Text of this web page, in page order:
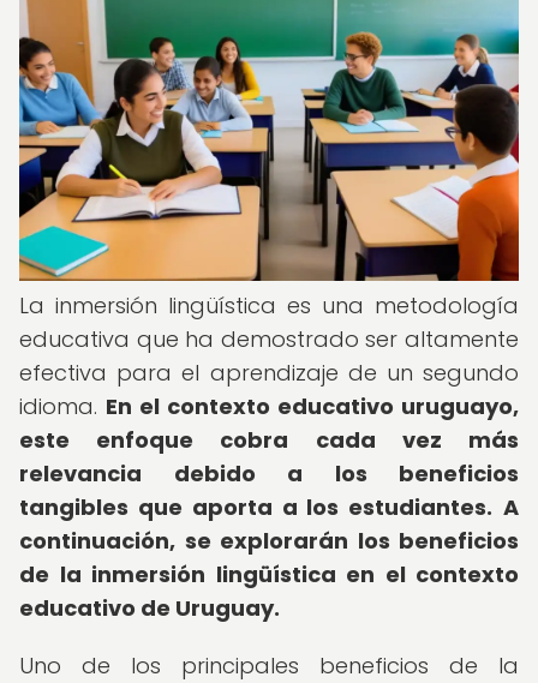
La inmersión lingüística es una metodología
educativa que ha demostrado ser altamente
efectiva para el aprendizaje de un segundo
idioma. En el contexto educativo uruguayo,
este enfoque cobra cada vez más
relevancia debido a los beneficios
tangibles que aporta a los estudiantes. A
continuación, se explorarán los beneficios
de la inmersión lingüística en el contexto
educativo de Uruguay.
Uno de los principales beneficios de la